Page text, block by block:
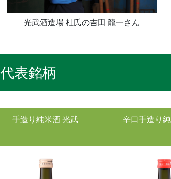
光武酒造場 杜氏の吉田 龍一さん
代表銘柄
手造り純米酒 光武 辛口手造り